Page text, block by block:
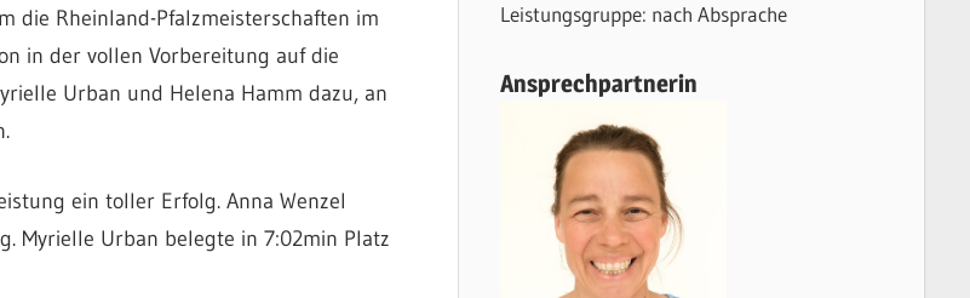
die Rheinland-Pfalzmeisterschaften im
in der vollen Vorbereitung auf die
Urban und Helena Hamm dazu, an
ein toller Erfolg. Anna Wenzel
Myrielle Urban belegte in 7:02min Platz
Leistungsgruppe: nach Absprache
Ansprechpartnerin